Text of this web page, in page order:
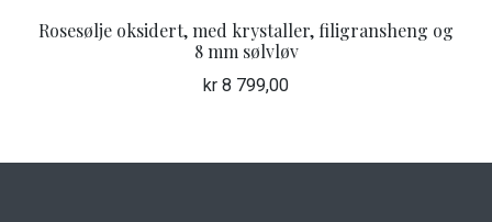
Rosesølje oksidert, med krystaller, filigransheng og
8 mm sølvløv
kr 8 799,00